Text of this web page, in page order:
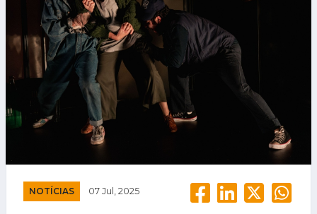
NOTÍCIAS 07 Jul, 2025